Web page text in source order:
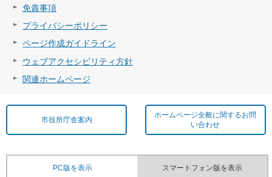
免責事項
プライバシーポリシー
ページ作成ガイドライン
ウェブアクセシビリティ方針
関連ホームページ
市役所庁舎案内
ホームページ全般に関するお問
い合わせ
PC版を表示 スマートフォン版を表示